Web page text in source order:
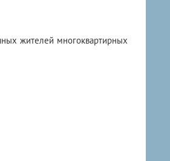
жителей многоквартирных